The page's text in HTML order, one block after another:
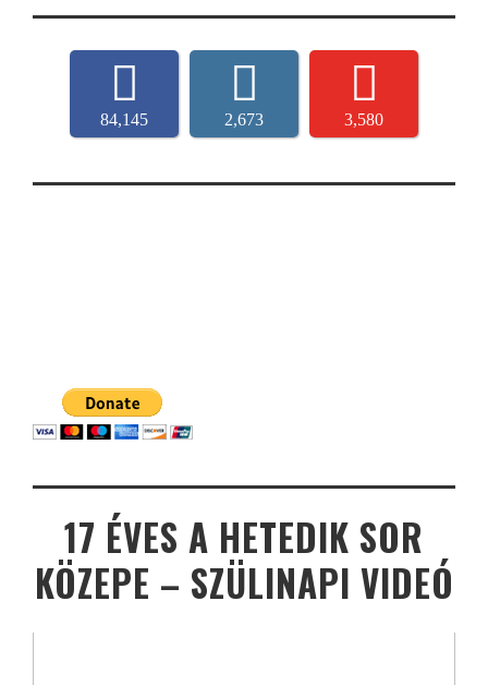
84,145 2,673 3,580
17 ÉVES A HETEDIK SOR
KÖZEPE – SZÜLINAPI VIDEÓ